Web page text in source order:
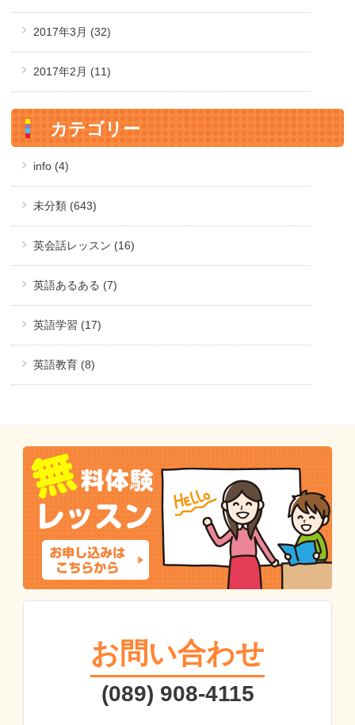
2017年3月 (32)
2017年2月 (11)
カテゴリー
info (4)
未分類 (643)
英会話レッスン (16)
英語あるある (7)
英語学習 (17)
英語教育 (8)
お問い合わせ
(089) 908-4115